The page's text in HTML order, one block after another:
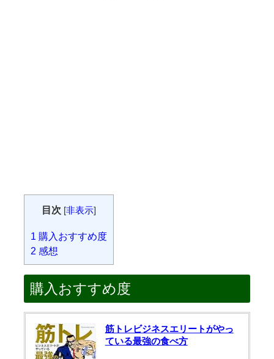
目次 [非表示]
1 購入おすすめ度
2 感想
購入おすすめ度
筋トレビジネスエリートがやっ
ている最強の食べ方